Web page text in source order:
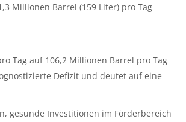
Millionen Barrel (159 Liter) pro Tag
Tag auf 106,2 Millionen Barrel pro Tag
Defizit und deutet auf eine
gesunde Investitionen im Förderbereich